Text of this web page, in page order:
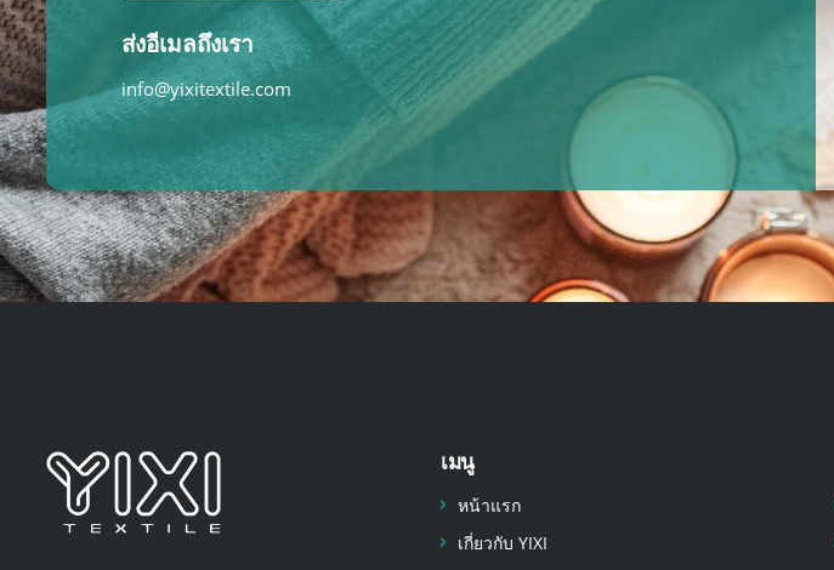
ส่งอีเมลถึงเรา
info@yixitextile.com
เมนู
หน้าแรก
เกี่ยวกับ YIXI